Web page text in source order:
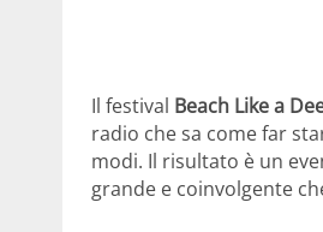
Il festival Beach Like a
radio che sa come far
modi. Il risultato è un
grande e coinvolgente